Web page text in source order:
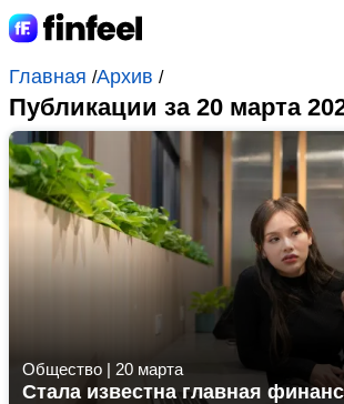
Главная /Архив /
Публикации за 20 марта
Общество | 20 марта
Стала известна главная